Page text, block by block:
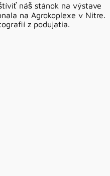
náš stánok na výstave
na Agrokoplexe v Nitre.
z podujatia.